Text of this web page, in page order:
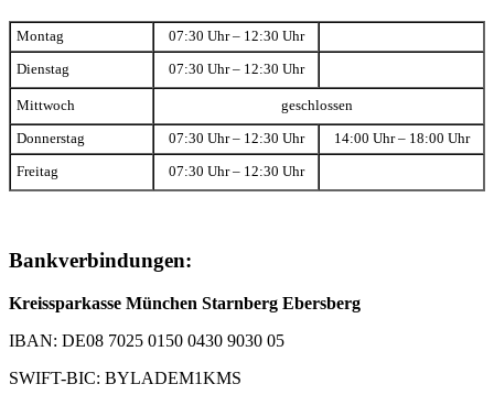
Montag 07:30 Uhr – 12:30 Uhr
Dienstag 07:30 Uhr – 12:30 Uhr
Mittwoch geschlossen
Donnerstag 07:30 Uhr – 12:30 Uhr 14:00 Uhr – 18:00 Uhr
Freitag 07:30 Uhr – 12:30 Uhr
Bankverbindungen:
Kreissparkasse München Starnberg Ebersberg
IBAN: DE08 7025 0150 0430 9030 05
SWIFT-BIC: BYLADEM1KMS